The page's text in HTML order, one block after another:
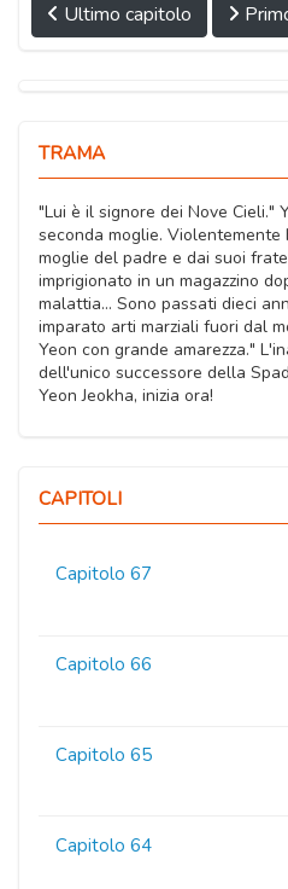
Ultimo capitolo
TRAMA
"Lui è il signore dei Nove Cieli."
seconda moglie. Violentemente
moglie del padre e dai suoi
imprigionato in un magazzino
malattia… Sono passati dieci
imparato arti marziali fuori dal
Yeon con grande amarezza."
dell'unico successore della
Yeon Jeokha, inizia ora!
CAPITOLI
Capitolo 67
Capitolo 66
Capitolo 65
Capitolo 64